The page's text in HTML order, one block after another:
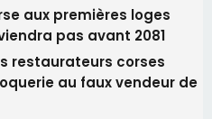
aux premières loges
pas avant 2081
restaurateurs corses
au faux vendeur de